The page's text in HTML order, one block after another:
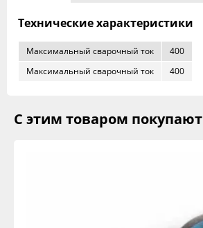
Технические характеристики
Максимальный сварочный ток
400
Максимальный сварочный ток
400
С этим товаром покупают